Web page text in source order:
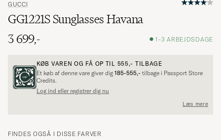
GUCCI
GG1221S Sunglasses Havana
3 699,-
1-3 ARBEJDSDAGE
KØB VAREN OG FÅ OP TIL 555,- TILBAGE
Et køb af denne vare giver dig 185-555,- tilbage i Passport Store
Credits.
Log ind eller registrer dig nu
Læs mere
FINDES OGSÅ I DISSE FARVER